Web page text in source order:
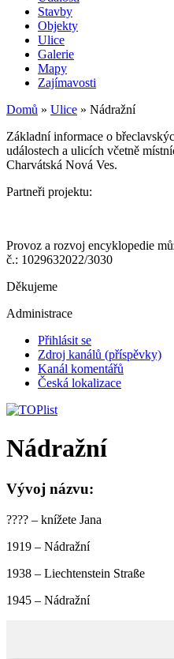
Stavby
Objekty
Ulice
Galerie
Mapy
Zajímavosti
Domů » Ulice » Nádražní
Základní informace o
událostech a ulicích včetně
Charvátská Nová Ves.
Partneři projektu:
Provoz a rozvoj encyklopedie
č.: 1029632022/3030
Děkujeme
Administrace
Přihlásit se
Zdroj kanálů (příspěvky)
Kanál komentářů
Česká lokalizace
Nádražní
Vývoj názvu:
???? – knížete Jana
1919 – Nádražní
1938 – Liechtenstein Straße
1945 – Nádražní